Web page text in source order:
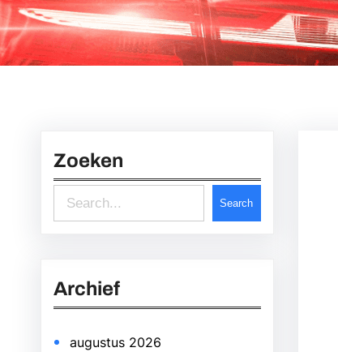
Zoeken
e
r
c
h
Search
Archief
augustus 2026